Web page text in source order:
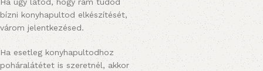
bízni konyhapultod elkészítését,
várom jelentkezésed.
Ha esetleg konyhapultodhoz
poháralátétet is szeretnél, akkor